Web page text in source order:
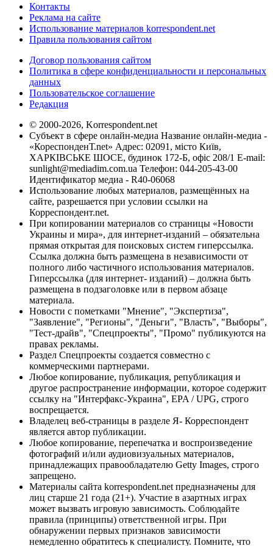
Контакты
Реклама на сайте
Использование материалов korrespondent.net
Правила пользования сайтом
Договор пользования сайтом
Политика в сфере конфиденциальности и персональных
данных
Пользовательское соглашение
Редакция
© 2000-2026, Korrespondent.net
Субъект в сфере онлайн-медиа Название онлайн-медиа -
«КореспонденТ.net» Адрес: 02091, місто Київ,
ХАРКІВСЬКЕ ШОСЕ, будинок 172-Б, офіс 208/1 E-mail:
sunlight@mediadim.com.ua Телефон: 044-205-43-00
Идентификатор медиа - R40-06068
Использование любых материалов, размещённых на
сайте, разрешается при условии ссылки на
Корреспондент.net.
При копировании материалов со страницы «Новости
Украины и мира», для интернет-изданий – обязательна
прямая открытая для поисковых систем гиперссылка.
Ссылка должна быть размещена в независимости от
полного либо частичного использования материалов.
Гиперссылка (для интернет- изданий) – должна быть
размещена в подзаголовке или в первом абзаце
материала.
Новости с пометками "Мнение", "Экспертиза",
"Заявление", "Регионы", "Деньги", "Власть", "Выборы",
"Тест-драйв", "Спецпроекты", "Промо" публикуются на
правах рекламы.
Раздел Спецпроекты создается совместно с
коммерческими партнерами.
Любое копирование, публикация, републикация и
другое распространение информации, которое содержит
ссылку на "Интерфакс-Украина", EPA / UPG, строго
воспрещается.
Владелец веб-страницы в разделе Я- Корреспондент
является автор публикации.
Любое копирование, перепечатка и воспроизведение
фотографий и/или аудиовизуальных материалов,
принадлежащих правообладателю Getty Images, строго
запрещено.
Материалы сайта korrespondent.net предназначены для
лиц старше 21 года (21+). Участие в азартных играх
может вызвать игровую зависимость. Соблюдайте
правила (принципы) ответственной игры. При
обнаружении первых признаков зависимости
немедленно обратитесь к специалисту. Помните, что